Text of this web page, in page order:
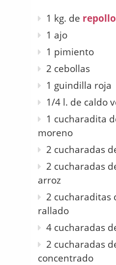
1 kg. de repollo
1 ajo
1 pimiento
2 cebollas
1 guindilla roja
1/4 l. de caldo
1 cucharadita
moreno
2 cucharadas
2 cucharadas
arroz
2 cucharaditas
rallado
4 cucharadas
2 cucharadas
concentrado